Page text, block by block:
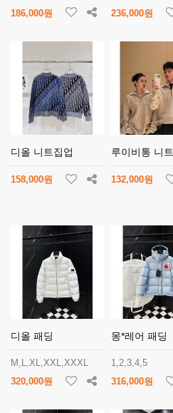
186,000원
236,000원
디올 니트집업
158,000원
루이비통 니트
132,000원
디올 패딩
M,L,XL,XXL,XXXL
320,000원
몽*레어 패딩
1,2,3,4,5
316,000원